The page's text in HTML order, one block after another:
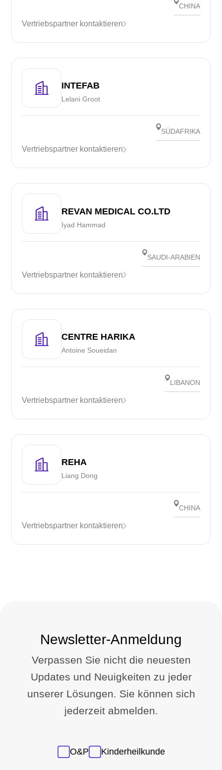
CHINA
Vertriebspartner kontaktieren
INTEFAB
Lelani Groot
SÜDAFRIKA
Vertriebspartner kontaktieren
REVAN MEDICAL CO.LTD
Iyad Hammad
SAUDI-ARABIEN
Vertriebspartner kontaktieren
CENTRE HARIKA
Antoine Soueidan
LIBANON
Vertriebspartner kontaktieren
REHA
Liang Dong
CHINA
Vertriebspartner kontaktieren
Newsletter-Anmeldung
Verpassen Sie nicht die neuesten
Updates und Neuigkeiten zu jeder
unserer Lösungen. Sie können sich
jederzeit abmelden.
O&P Kinderheilkunde